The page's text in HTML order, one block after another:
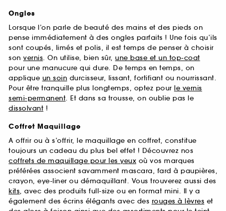
Ongles
Lorsque l’on parle de beauté des mains et des pieds on
pense immédiatement à des ongles parfaits ! Une fois qu’ils
sont coupés, limés et polis, il est temps de penser à choisir
son vernis. On utilise, bien sûr, une base et un top-coat
pour une manucure qui dure. De temps en temps, on
applique un soin durcisseur, lissant, fortifiant ou nourrissant.
Pour être tranquille plus longtemps, optez pour le vernis
semi-permanent. Et dans sa trousse, on oublie pas le
dissolvant !
Coffret Maquillage
A offrir ou à s’offrir, le maquillage en coffret, constitue
toujours un cadeau du plus bel effet ! Découvrez nos
coffrets de maquillage pour les yeux où vos marques
préférées associent savamment mascara, fard à paupières,
crayon, eye-liner ou démaquillant. Vous trouverez aussi des
kits, avec des produits full-size ou en format mini. Il y a
également des écrins élégants avec des rouges à lèvres et